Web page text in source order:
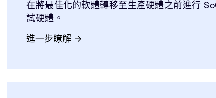
在將最佳化的軟體轉移至生產硬體之前進行
試硬體。
進一步瞭解